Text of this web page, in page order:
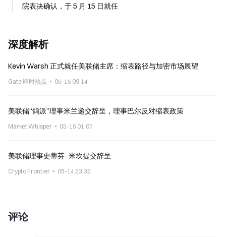
院表决确认，于 5 月 15 日就任
深度解析
Kevin Warsh 正式就任美联储主席：缩表路径与加密市场展望
Gate 即时热点 05-15 09:14
美联储“鸽派”理事米兰递交辞呈，理事巴尔反对缩表政策
Market Whisper 05-15 01:07
美联储理事史蒂芬·米坎提交辞呈
Crypto Frontier 05-14 23:32
评论